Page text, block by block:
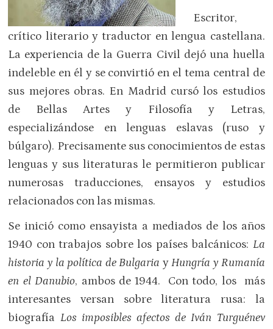
Escritor,
crítico literario y traductor en lengua castellana.
La experiencia de la Guerra Civil dejó una huella
indeleble en él y se convirtió en el tema central de
sus mejores obras. En Madrid cursó los estudios
de Bellas Artes y Filosofía y Letras,
especializándose en lenguas eslavas (ruso y
búlgaro). Precisamente sus conocimientos de estas
lenguas y sus literaturas le permitieron publicar
numerosas traducciones, ensayos y estudios
relacionados con las mismas.
Se inició como ensayista a mediados de los años
1940 con trabajos sobre los países balcánicos: La
historia y la política de Bulgaria yHungría y Rumanía
en el Danubio, ambos de 1944. Con todo, los más
interesantes versan sobre literatura rusa: la
biografía Los imposibles afectos de Iván Turguénev